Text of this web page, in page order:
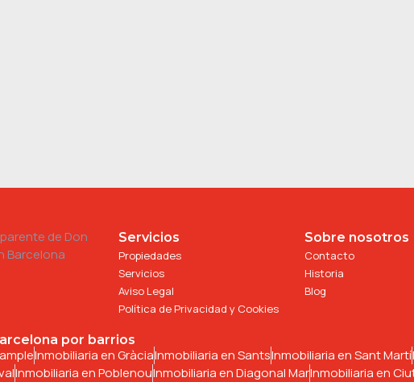
Servicios
Propiedades
Servicios
Aviso Legal
Política de Privacidad y Cookies
Sobre nosotros
Contacto
Historia
Blog
por barrios
Inmobiliaria en GràciaInmobiliaria en SantsInmobiliaria en Sant Martí
Inmobiliaria en PoblenouInmobiliaria en Diagonal MarInmobiliaria en